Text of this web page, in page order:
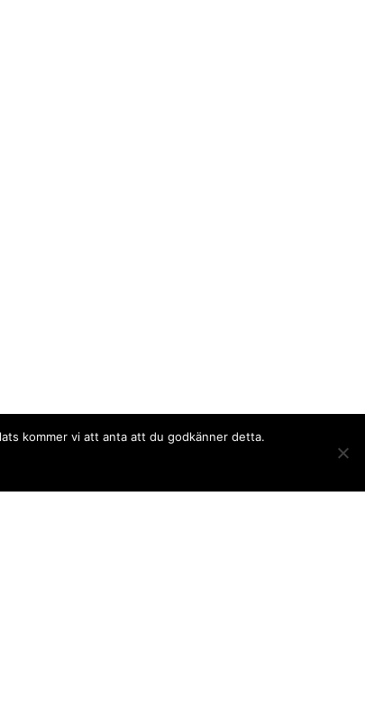
kommer vi att anta att du godkänner detta.